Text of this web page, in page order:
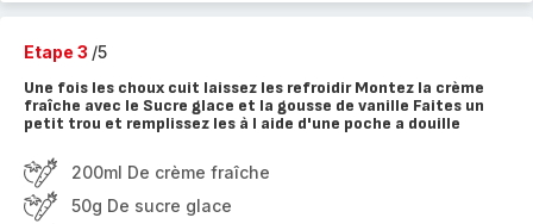
Etape 3 /5
Une fois les choux cuit laissez les refroidir Montez la crème
fraîche avec le Sucre glace et la gousse de vanille Faites un
petit trou et remplissez les à l aide d'une poche a douille
200ml De crème fraîche
50g De sucre glace